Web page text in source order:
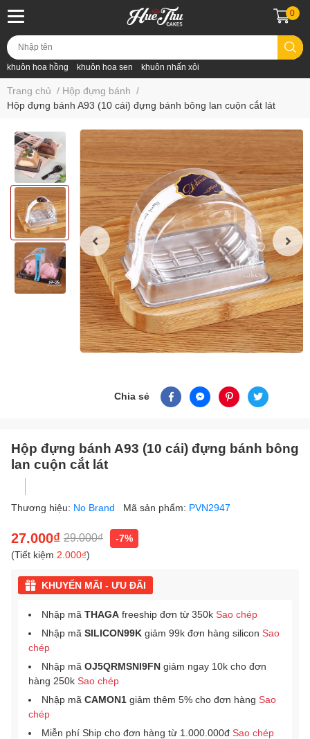
khuôn hoa hồng khuôn hoa sen khuôn nhấn xôi
0
Trang chủ / Hộp đựng bánh /
Hộp đựng bánh A93 (10 cái) đựng bánh bông lan cuộn cắt lát
Chia sẻ
Hộp đựng bánh A93 (10 cái) đựng bánh bông
lan cuộn cắt lát
Thương hiệu: No Brand Mã sản phẩm: PVN2947
27.000₫ 29.000₫
-7%
(Tiết kiệm 2.000₫)
KHUYẾN MÃI - ƯU ĐÃI
Nhập mã THAGA freeship đơn từ 350k Sao chép
Nhập mã SILICON99K giảm 99k đơn hàng silicon Sao
chép
Nhập mã OJ5QRMSNI9FN giảm ngay 10k cho đơn
hàng 250k Sao chép
Nhập mã CAMON1 giảm thêm 5% cho đơn hàng Sao
chép
Miễn phí Ship cho đơn hàng từ 1.000.000đ Sao chép